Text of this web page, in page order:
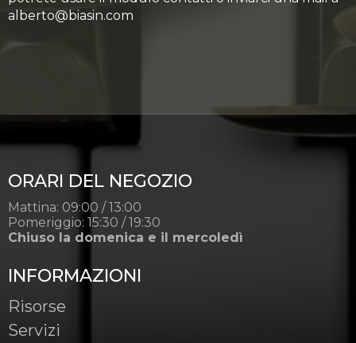
alberto@biasin.com
ORARI DEL NEGOZIO
Mattina: 09:00 / 13:00
Pomeriggio: 15:30 / 19:30
Chiuso la domenica e il mercoledì
INFORMAZIONI
Risorse
Servizi